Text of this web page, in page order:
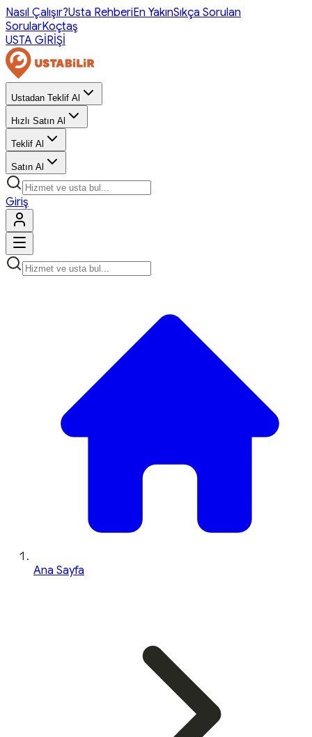
Nasıl Çalışır?Usta RehberiEn YakınSıkça Sorulan
SorularKoçtaş
USTA GİRİŞİ
Ustadan Teklif Al
Hızlı Satın Al
Teklif Al
Satın Al
Giriş
Ana Sayfa